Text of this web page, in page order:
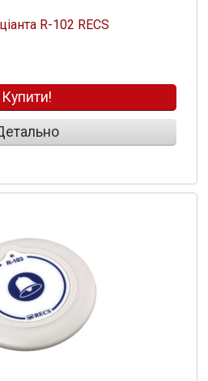
R-102 RECS
Купити!